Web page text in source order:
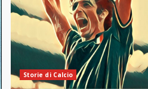
Storie di Calcio